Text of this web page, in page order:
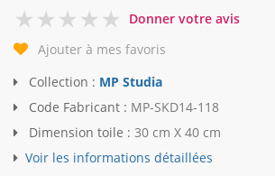
0
Donner votre avis
Ajouter à mes favoris
Collection : MP Studia
Code Fabricant : MP-SKD14-118
Dimension toile : 30 cm X 40 cm
Voir les informations détaillées